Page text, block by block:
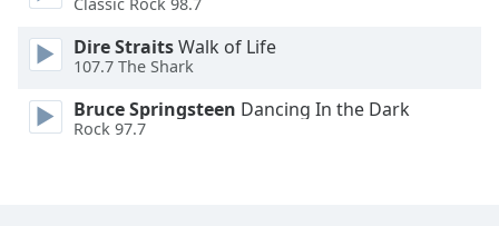
Color
Opacity
Classic Rock 98.7
Dire StraitsWalk of Life
107.7 The Shark
Bruce Springsteen Dancing In the Dark
Rock 97.7